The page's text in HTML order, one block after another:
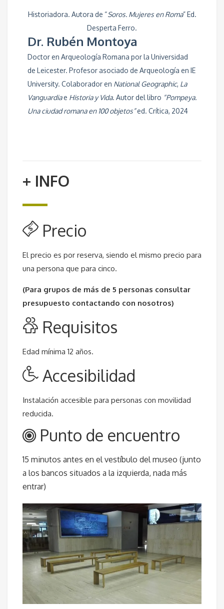
Historiadora. Autora de “Soros. Mujeres en Roma” Ed.
Desperta Ferro.
Dr. Rubén Montoya
Doctor en Arqueología Romana por la Universidad
de Leicester. Profesor asociado de Arqueología en IE
University. Colaborador en National Geographic, La
Vanguardiae Historia y Vida. Autor del libro “Pompeya.
Una ciudad romana en 100 objetos”ed. Crítica, 2024
+ INFO
Precio
El precio es por reserva, siendo el mismo precio para
una persona que para cinco.
(Para grupos de más de 5 personas consultar
presupuesto contactando con nosotros)
Requisitos
Edad mínima 12 años.
Accesibilidad
Instalación accesible para personas con movilidad
reducida.
Punto de encuentro
15 minutos antes en el vestíbulo del museo (junto
a los bancos situados a la izquierda, nada más
entrar)